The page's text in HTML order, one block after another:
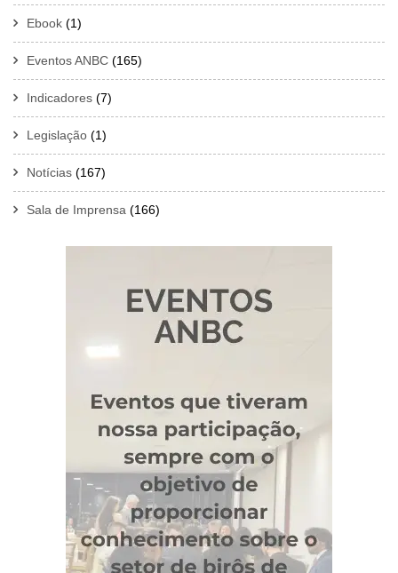
Ebook (1)
Eventos ANBC (165)
Indicadores (7)
Legislação (1)
Notícias (167)
Sala de Imprensa (166)